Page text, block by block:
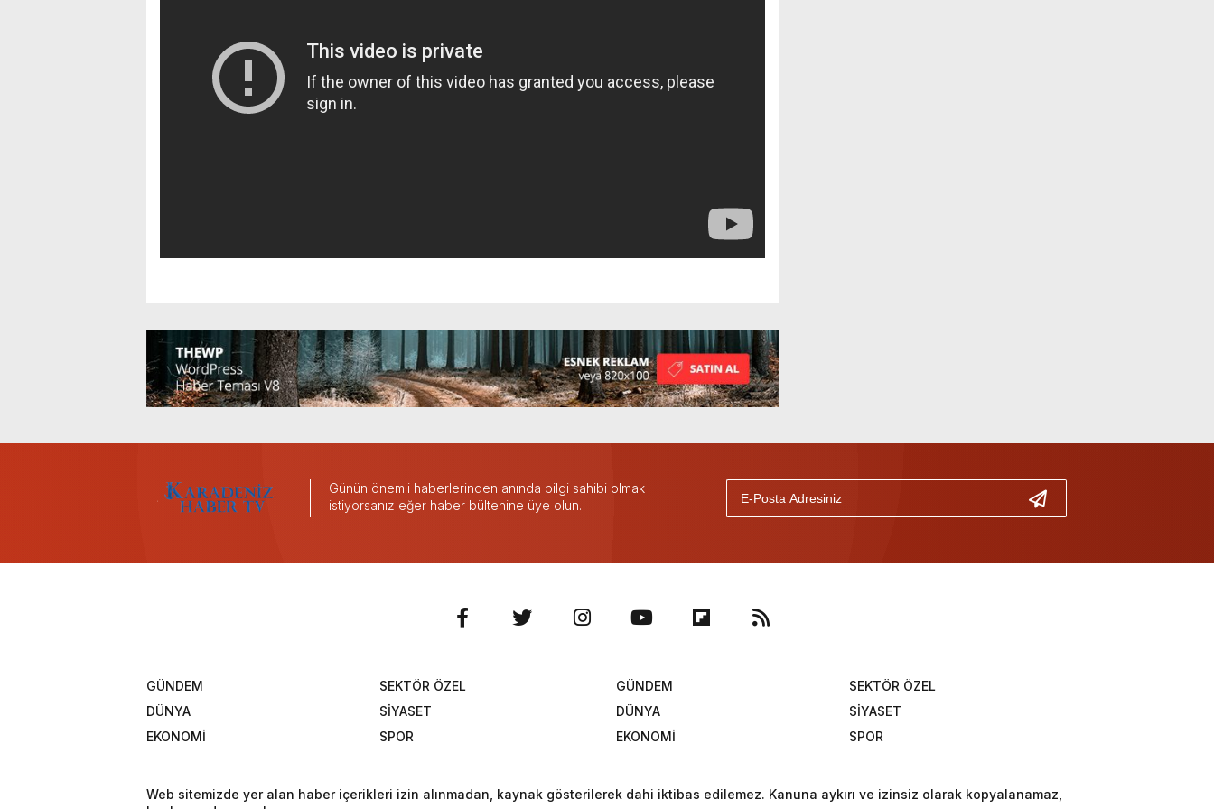
Günün önemli haberlerinden anında bilgi sahibi olmak
istiyorsanız eğer haber bültenine üye olun.
GÜNDEM
SEKTÖR ÖZEL
DÜNYA
SİYASET
EKONOMİ
SPOR
GÜNDEM
SEKTÖR ÖZEL
DÜNYA
SİYASET
EKONOMİ
SPOR
Web sitemizde yer alan haber içerikleri izin alınmadan, kaynak gösterilerek dahi iktibas edilemez. Kanuna aykırı ve izinsiz olarak kopyalanamaz,